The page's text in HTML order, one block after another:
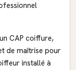
CAP coiffure,
de maîtrise pour
installé à